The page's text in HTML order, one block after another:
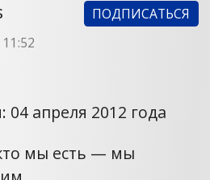
ПОДПИСАТЬСЯ
04 апреля 2012 года
мы есть — мы